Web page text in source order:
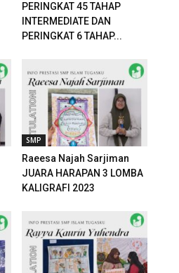
PERINGKAT 45 TAHAP
INTERMEDIATE DAN
PERINGKAT 6 TAHAP...
SMP
Raeesa Najah Sarjiman
JUARA HARAPAN 3 LOMBA
KALIGRAFI 2023